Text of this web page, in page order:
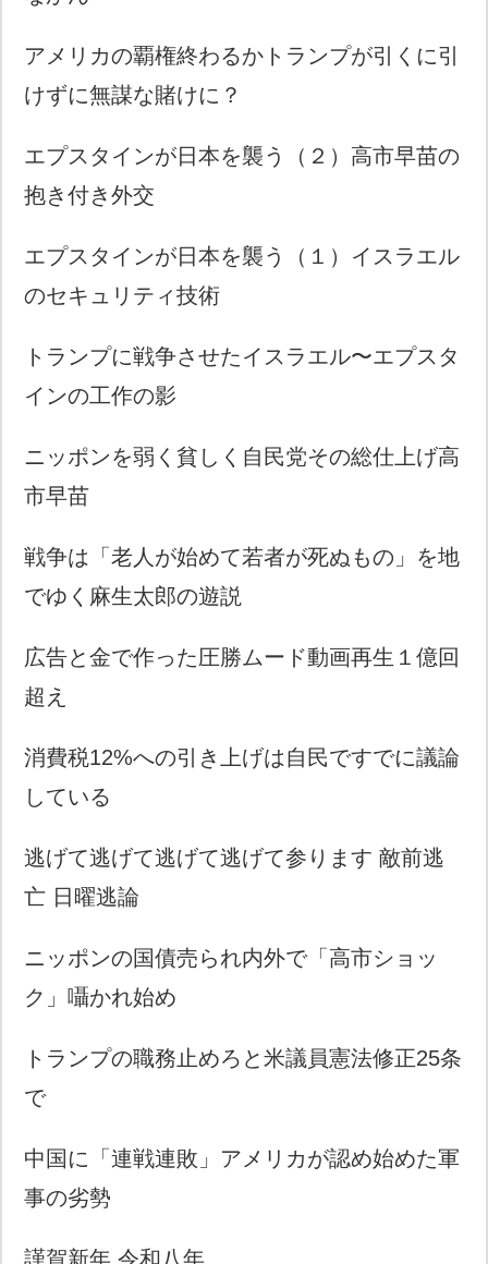
アメリカの覇権終わるかトランプが引くに引
けずに無謀な賭けに？
エプスタインが日本を襲う（２）高市早苗の
抱き付き外交
エプスタインが日本を襲う（１）イスラエル
のセキュリティ技術
トランプに戦争させたイスラエル〜エプスタ
インの工作の影
ニッポンを弱く貧しく自民党その総仕上げ高
市早苗
戦争は「老人が始めて若者が死ぬもの」を地
でゆく麻生太郎の遊説
広告と金で作った圧勝ムード動画再生１億回
超え
消費税12%への引き上げは自民ですでに議論
している
逃げて逃げて逃げて逃げて参ります 敵前逃
亡 日曜逃論
ニッポンの国債売られ内外で「高市ショッ
ク」囁かれ始め
トランプの職務止めろと米議員憲法修正25条
で
中国に「連戦連敗」アメリカが認め始めた軍
事の劣勢
謹賀新年 令和八年